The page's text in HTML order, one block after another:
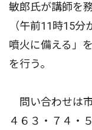
敏郎氏が講師を
（午前11時15
噴火に備える」
を行う。
問い合わせは
４６３・７４・